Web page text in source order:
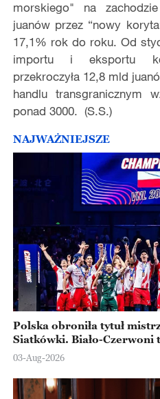
morskiego" na
juanów przez “nowy
17,1% rok do roku. Od
importu i eksportu
przekroczyła 12,8 mld
handlu transgranicznym
ponad 3000. (S.S.)
NAJWAŻNIEJSZE
Polska obroniła tytuł
Siatkówki. Biało-
Ningbo
03-Aug-2026